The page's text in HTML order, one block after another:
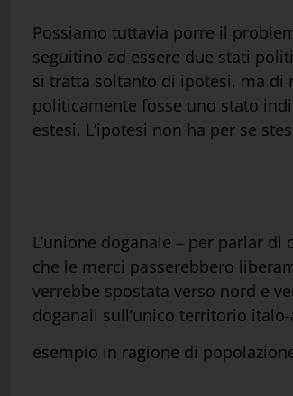
Possiamo tuttavia porre il
seguitino ad essere due stati
si tratta soltanto di ipotesi, ma di
politicamente fosse uno stato
estesi. L’ipotesi non ha per se
L’unione doganale – per parlar
che le merci passerebbero
verrebbe spostata verso nord e
doganali sull’unico territorio
esempio in ragione di